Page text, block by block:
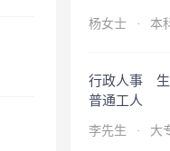
杨女士 · 本
行政人事
普通工人
李先生 · 大